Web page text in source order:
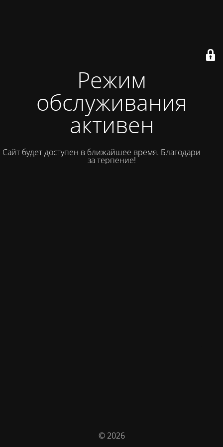
Режим
обслуживания
активен
Сайт будет доступен в ближайшее время. Благодарим вас
за терпение!
© 2026